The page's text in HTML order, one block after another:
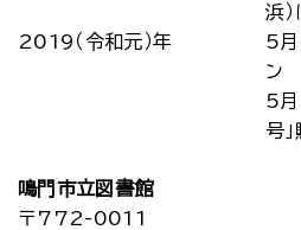
浜
2019（令和元）年
5月
ン
5月
号
鳴門市立図書館
〒772-0011